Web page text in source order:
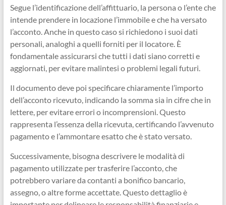
Segue l’identificazione dell’affittuario, la persona o l’ente che
intende prendere in locazione l’immobile e che ha versato
l’acconto. Anche in questo caso si richiedono i suoi dati
personali, analoghi a quelli forniti per il locatore. È
fondamentale assicurarsi che tutti i dati siano corretti e
aggiornati, per evitare malintesi o problemi legali futuri.
Il documento deve poi specificare chiaramente l’importo
dell’acconto ricevuto, indicando la somma sia in cifre che in
lettere, per evitare errori o incomprensioni. Questo
rappresenta l’essenza della ricevuta, certificando l’avvenuto
pagamento e l’ammontare esatto che è stato versato.
Successivamente, bisogna descrivere le modalità di
pagamento utilizzate per trasferire l’acconto, che
potrebbero variare da contanti a bonifico bancario,
assegno, o altre forme accettate. Questo dettaglio è